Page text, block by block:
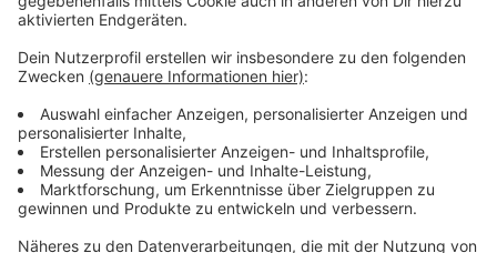
Anzeige
Das zufälligste Wissen der Welt mit Hendrik
Frost
Anzeige